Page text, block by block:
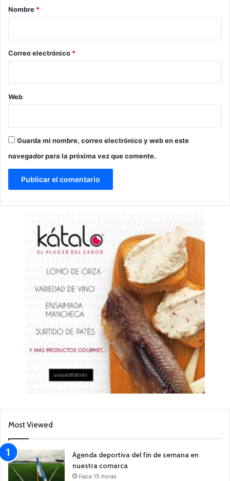
r
*
Nombre *
Correo electrónico *
Web
Guarda mi nombre, correo electrónico y web en este
navegador para la próxima vez que comente.
Most Viewed
Agenda deportiva del fin de semana en
nuestra comarca
Hace 15 horas